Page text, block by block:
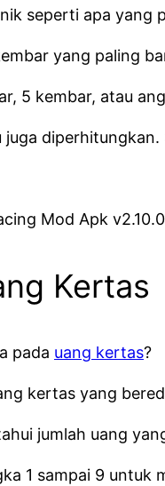
seperti apa yang
yang paling
5 kembar, atau
Mod Apk
Kertas
pada uang kertas?
kertas yang
jumlah uang
1 sampai 9